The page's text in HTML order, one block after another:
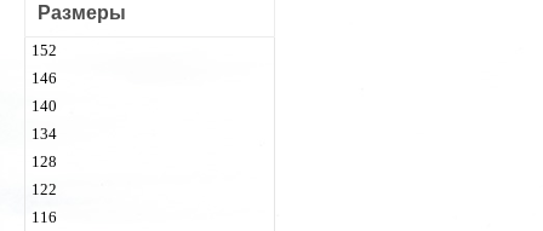
Размеры
152
146
140
134
128
122
116